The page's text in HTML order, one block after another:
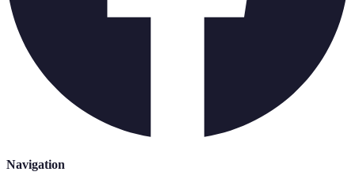
Navigation